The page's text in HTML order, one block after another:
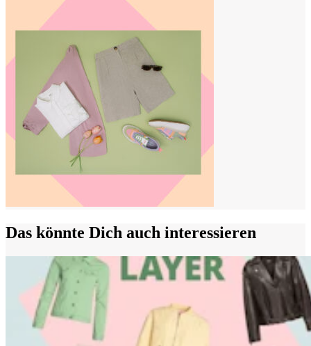
Das könnte Dich auch interessieren